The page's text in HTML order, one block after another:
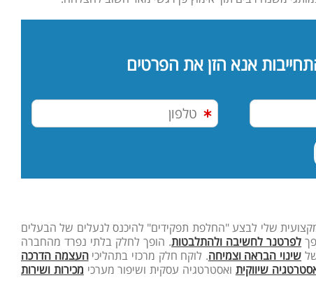
אנא הזן את הפרטים
שלי לבצע "החלפת תפקידים" להיכנס לנעלים של הבעלים
לפרטנר לחשיבה ולהתלבטות. הופך לחלק בלתי נפרד מהחברה
שינוי הבראה וצמיחה. לוקח חלק מרכזי בתהליכיהעצמה הדרכה
שיווקית ואסטרטגיה עסקית ושיפור מערכי מכירות ושירות